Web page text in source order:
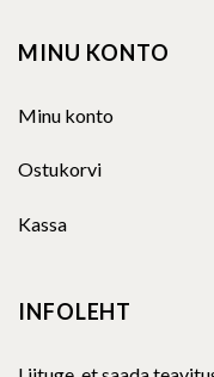
MINU KONTO
Minu konto
Ostukorvi
Kassa
INFOLEHT